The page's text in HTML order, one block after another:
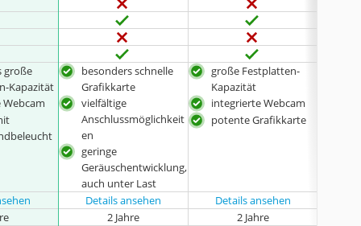
große
Kapazität
besonders schnelle
Grafikkarte
vielfältige
Anschlussmöglichkeit
en
geringe
Geräuschentwicklung,
auch unter Last
große Festplatten-
Kapazität
integrierte Webcam
potente Grafikkarte
Details ansehen
Details ansehen
2 Jahre 2 Jahre